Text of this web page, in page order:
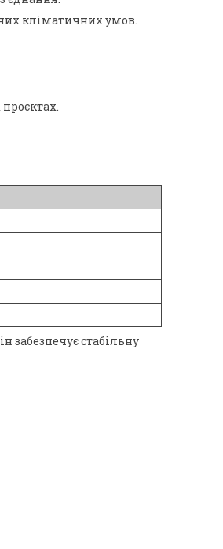
кліматичних умов.
забезпечує стабільну